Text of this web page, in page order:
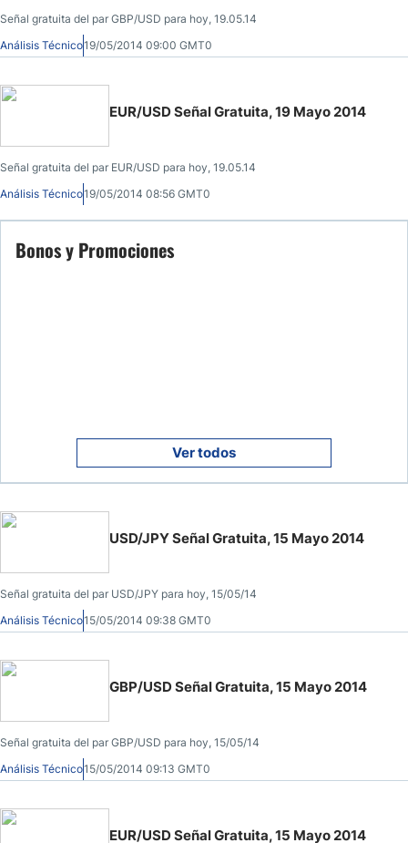
Señal gratuita del par GBP/USD para hoy, 19.05.14
Análisis Técnico19/05/2014 09:00 GMT0
EUR/USD Señal Gratuita, 19 Mayo 2014
Señal gratuita del par EUR/USD para hoy, 19.05.14
Análisis Técnico19/05/2014 08:56 GMT0
Bonos y Promociones
Ver todos
USD/JPY Señal Gratuita, 15 Mayo 2014
Señal gratuita del par USD/JPY para hoy, 15/05/14
Análisis Técnico15/05/2014 09:38 GMT0
GBP/USD Señal Gratuita, 15 Mayo 2014
Señal gratuita del par GBP/USD para hoy, 15/05/14
Análisis Técnico15/05/2014 09:13 GMT0
EUR/USD Señal Gratuita, 15 Mayo 2014